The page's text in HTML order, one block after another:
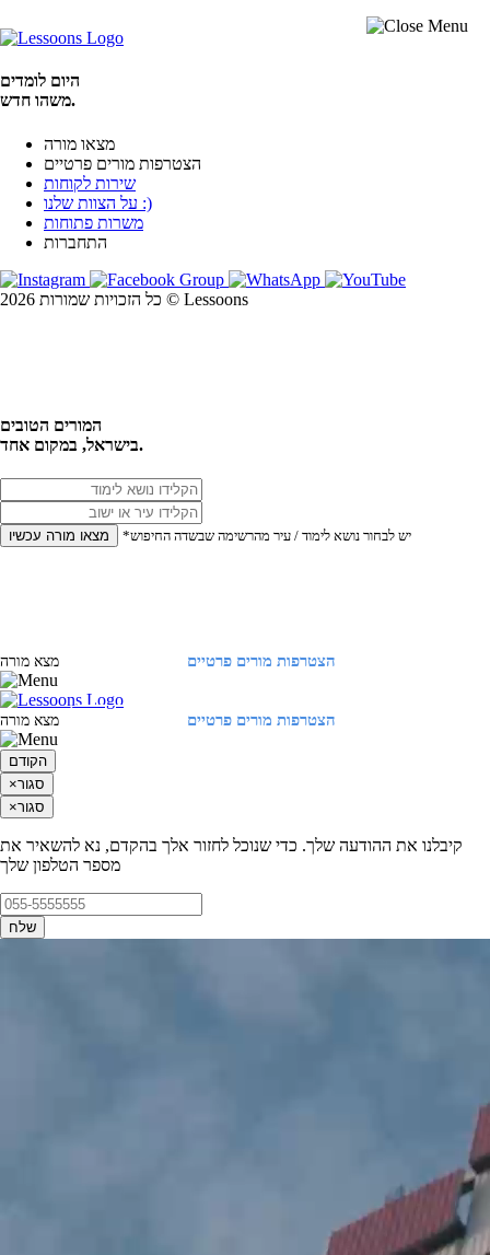
היום לומדים
משהו חדש.
מצאו מורה
הצטרפות מורים פרטיים
שירות לקוחות
על הצוות שלנו :)
משרות פתוחות
התחברות
כל הזכויות שמורות 2026 © Lessoons
המורים הטובים
בישראל, במקום אחד.
מצאו מורה עכשיו *יש לבחור נושא לימוד / עיר מהרשימה שבשדה החיפוש
הצטרפות מורים פרטיים מצא מורה
הצטרפות מורים פרטיים מצא מורה
הקודם
×סגור
×סגור
קיבלנו את ההודעה שלך. כדי שנוכל לחזור אלך בהקדם, נא להשאיר את
מספר הטלפון שלך
שלח